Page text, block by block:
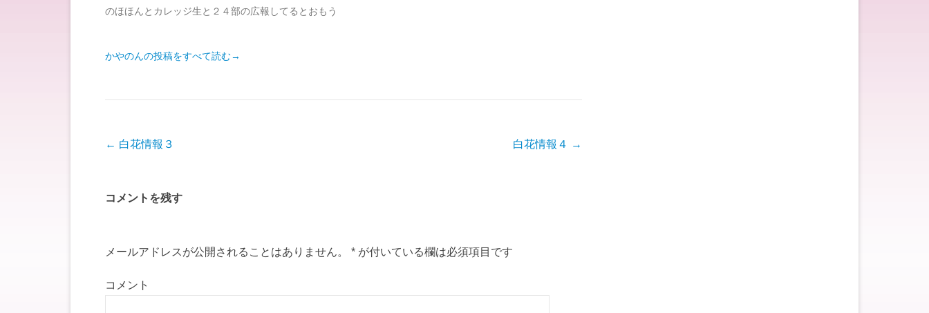
のほほんとカレッジ生と２４部の広報してるとおもう
かやのんの投稿をすべて読む→
投稿ナビゲーション
← 白花情報３ 白花情報４ →
コメントを残す
メールアドレスが公開されることはありません。 * が付いている欄は必須項目です
コメント